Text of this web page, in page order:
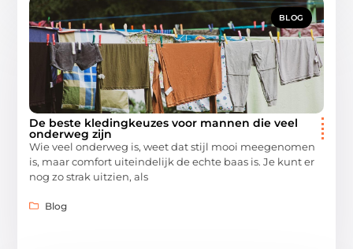
BLOG
De beste kledingkeuzes voor mannen die veel
onderweg zijn
Wie veel onderweg is, weet dat stijl mooi meegenomen
is, maar comfort uiteindelijk de echte baas is. Je kunt er
nog zo strak uitzien, als
Blog